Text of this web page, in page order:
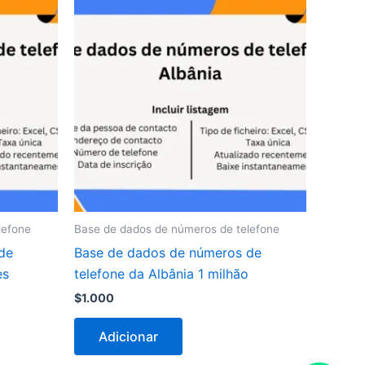
Base de dados de números de telefone
Base de dados de números de
telefone da Albânia 1 milhão
$1.000
Adicionar